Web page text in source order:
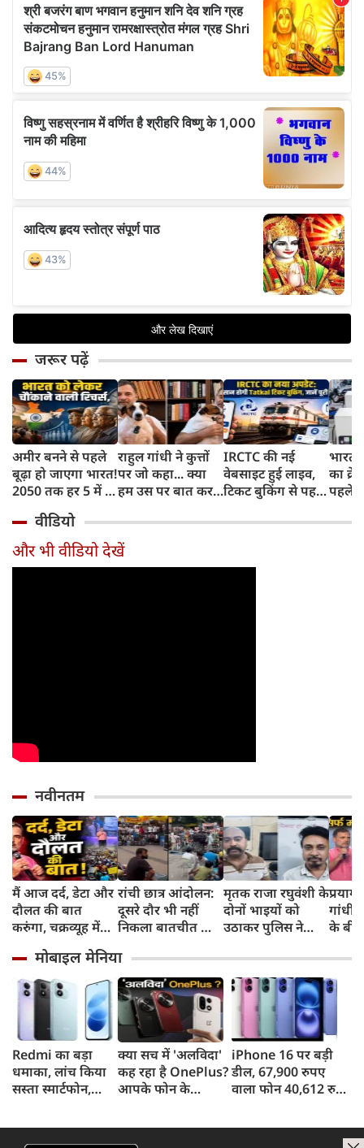
जरूर पढ़ें
अमीर बनने से पहले
बूढ़ा हो जाएगा भारत!
2050 तक हर 5 में 1
साल से ज्यादा उम्र का
राहुल गांधी ने कुत्तों
पर जो कहा... क्या
हम उस पर बात कर
IRCTC की नई
वेबसाइट हुई लाइव,
टिकट बुकिंग से पहले
काम, जानें पूरा
भारत
का
पहले
और
वीडियो
और भी वीडियो देखें
नवीनतम
मैं आज दर्द, डेटा और
दौलत की बात
करुंगा, चक्रव्यूह में
रील नशा है, छात्रों की
गूंज में बोले राहुल
गांधी
रांची छात्र आंदोलन:
दूसरे दौर भी नहीं
निकला बातचीत का
जयराम महतो ने
किया अनशन का
ऐलान
मृतक राजा रघुवंशी के
दोनों भाइयों को
उठाकर पुलिस ने
कर रहे थे ये काम,
पुलिस जांच में जुटी
गांधी
के
मोबाइल मेनिया
Redmi का बड़ा
धमाका, लांच किया
सस्ता स्मार्टफोन,
क्या सच में 'अलविदा'
कह रहा है OnePlus?
आपके फोन के
iPhone 16 पर बड़ी
डील, 67,900 रुपए
वाला फोन 40,612 रुपए